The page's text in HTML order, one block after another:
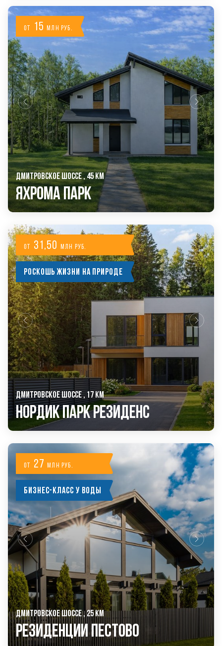
от 15млн руб.
ДМИТРОВСКОЕ ШОССЕ , 45 КМ
Яхрома Парк
от 31,50 млн руб.
Роскошь жизни на природе
ДМИТРОВСКОЕ ШОССЕ , 17 КМ
Нордик Парк Резиденс
от 27млн руб.
Бизнес-класс у воды
ДМИТРОВСКОЕ ШОССЕ , 25 КМ
РЕЗИДЕНЦИИ ПЕСТОВО